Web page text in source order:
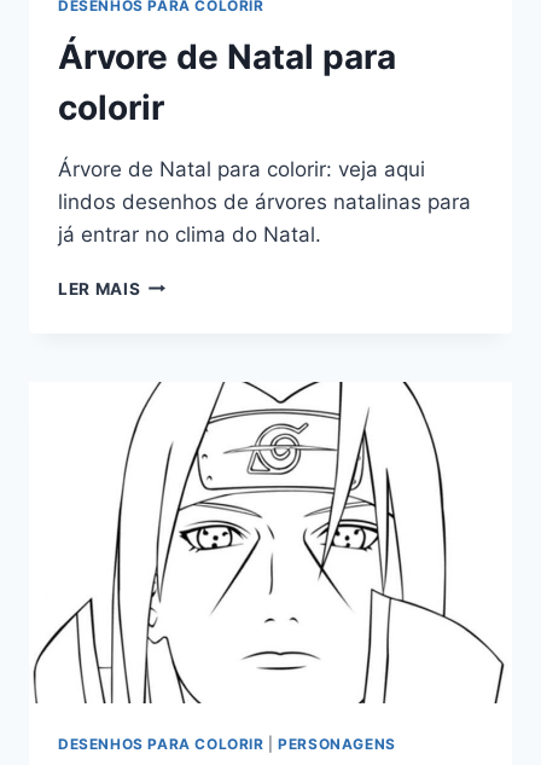
DESENHOS PARA COLORIR
Árvore de Natal para
colorir
Árvore de Natal para colorir: veja aqui
lindos desenhos de árvores natalinas para
já entrar no clima do Natal.
LER MAIS ÁRVORE
COLORIR
DESENHOS PARA COLORIR |PERSONAGENS